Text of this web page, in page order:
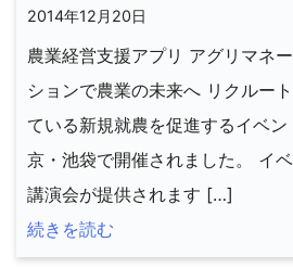
2014年12月20日
農業経営支援アプリ アグリマネ
ションで農業の未来へ リクルー
ている新規就農を促進するイベ
京・池袋で開催されました。 イ
講演会が提供されます […]
続きを読む